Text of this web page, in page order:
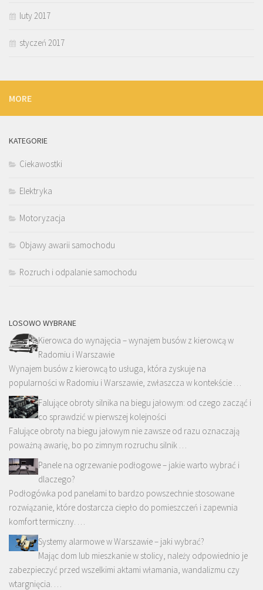
luty 2017
styczeń 2017
MORE
KATEGORIE
Ciekawostki
Elektryka
Motoryzacja
Objawy awarii samochodu
Rozruch i odpalanie samochodu
LOSOWO WYBRANE
Kierowca do wynajęcia – wynajem busów z kierowcą w
Radomiu i Warszawie
Wynajem busów z kierowcą to usługa, która zyskuje na
popularności w Radomiu i Warszawie, zwłaszcza w kontekście …
Falujące obroty silnika na biegu jałowym: od czego zacząć i
co sprawdzić w pierwszej kolejności
Falujące obroty na biegu jałowym nie zawsze od razu oznaczają
poważną awarię, bo po zimnym rozruchu silnik …
Panele na ogrzewanie podłogowe – jakie warto wybrać i
dlaczego?
Podłogówka pod panelami to bardzo powszechnie stosowane
rozwiązanie, które dostarcza ciepło do pomieszczeń i zapewnia
komfort termiczny. …
Systemy alarmowe w Warszawie – jaki wybrać?
Mając dom lub mieszkanie w stolicy, należy odpowiednio je
zabezpieczyć przed wszelkimi aktami włamania, wandalizmu czy
wtargnięcia. …